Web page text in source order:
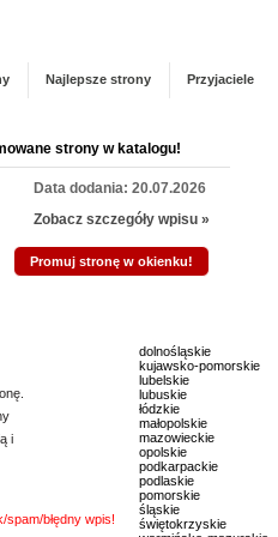
Najlepsze strony Przyjaciele
strony w katalogu!
Data dodania: 20.07.2026
Zobacz szczegóły wpisu »
Promuj stronę w okienku!
Data dodania: 16.07.2026
Zobacz szczegóły wpisu »
Promuj stronę w okienku!
strony w katalogu!
Data dodania: 03.07.2026
dolnośląskie
kujawsko-pomorskie
lubelskie
lubuskie
łódzkie
małopolskie
mazowieckie
opolskie
podkarpackie
podlaskie
pomorskie
śląskie
świętokrzyskie
i
spam/błędny wpis!